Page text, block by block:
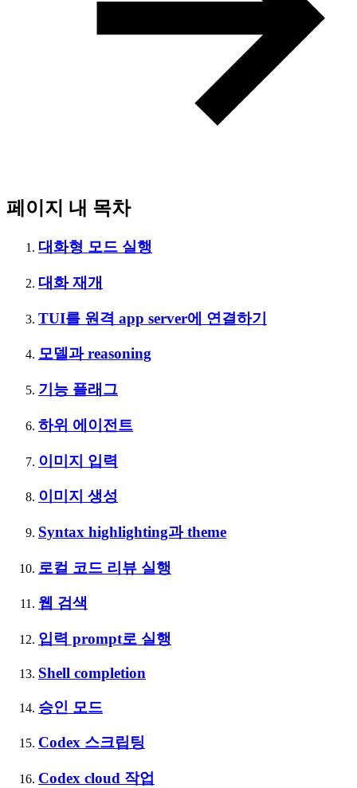
페이지 내 목차
대화형 모드 실행
대화 재개
TUI를 원격 app server에 연결하기
모델과 reasoning
기능 플래그
하위 에이전트
이미지 입력
이미지 생성
Syntax highlighting과 theme
로컬 코드 리뷰 실행
웹 검색
입력 prompt로 실행
Shell completion
승인 모드
Codex 스크립팅
Codex cloud 작업